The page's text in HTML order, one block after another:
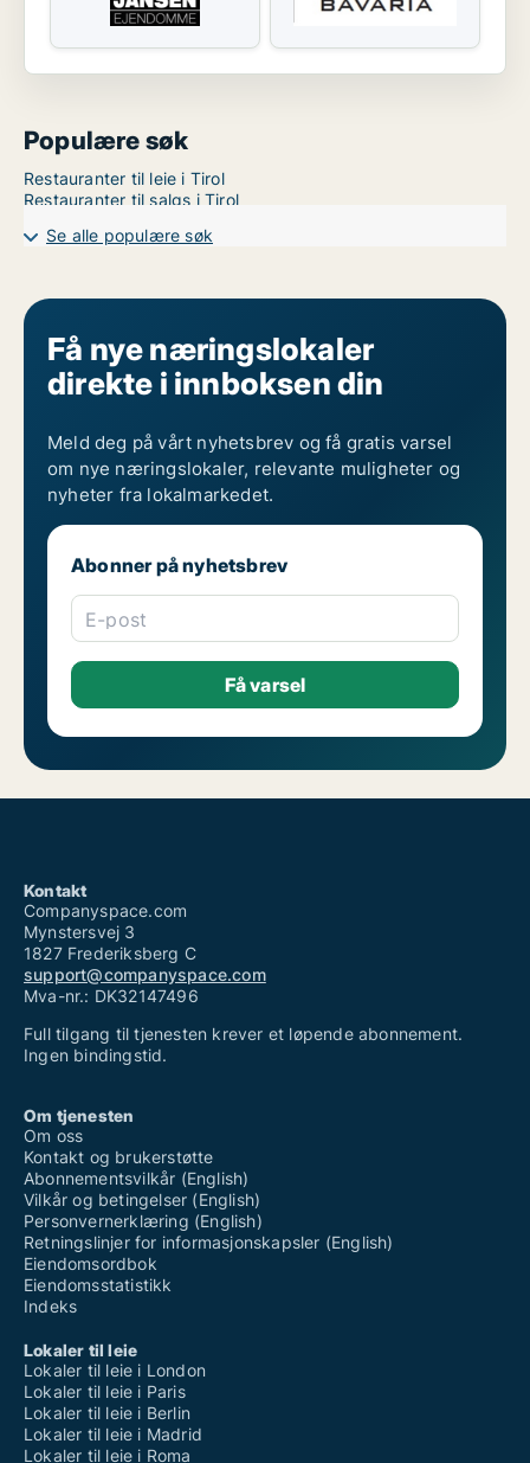
Populære søk
Restauranter til leie i Tirol
Restauranter til salgs i Tirol
Se alle populære søk
Få nye næringslokaler
direkte i innboksen din
Meld deg på vårt nyhetsbrev og få gratis varsel
om nye næringslokaler, relevante muligheter og
nyheter fra lokalmarkedet.
Abonner på nyhetsbrev
E-post
Kontakt
Companyspace.com
Mynstersvej 3
1827 Frederiksberg C
support@companyspace.com
Mva-nr.: DK32147496
Full tilgang til tjenesten krever et løpende abonnement.
Ingen bindingstid.
Om tjenesten
Om oss
Kontakt og brukerstøtte
Abonnementsvilkår (English)
Vilkår og betingelser (English)
Personvernerklæring (English)
Retningslinjer for informasjonskapsler (English)
Eiendomsordbok
Eiendomsstatistikk
Indeks
Lokaler til leie
Lokaler til leie i London
Lokaler til leie i Paris
Lokaler til leie i Berlin
Lokaler til leie i Madrid
Lokaler til leie i Roma